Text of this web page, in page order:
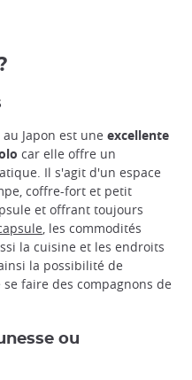
Japon est une excellente
car elle offre un
Il s'agit d'un espace
coffre-fort et petit
et offrant toujours
, les commodités
la cuisine et les endroits
la possibilité de
faire des compagnons de
ou